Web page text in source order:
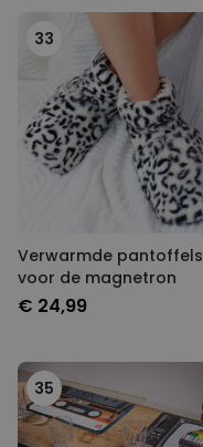
33
Verwarmde pantoffels
voor de magnetron
€ 24,99
35